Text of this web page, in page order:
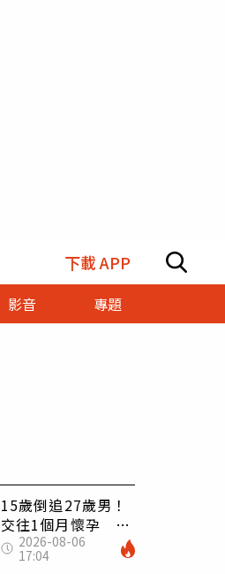
下載 APP
影音 專題
15歲倒追27歲男！
交往1個月懷孕 36
歲當阿嬤故事曝光
2026-08-06
17:04